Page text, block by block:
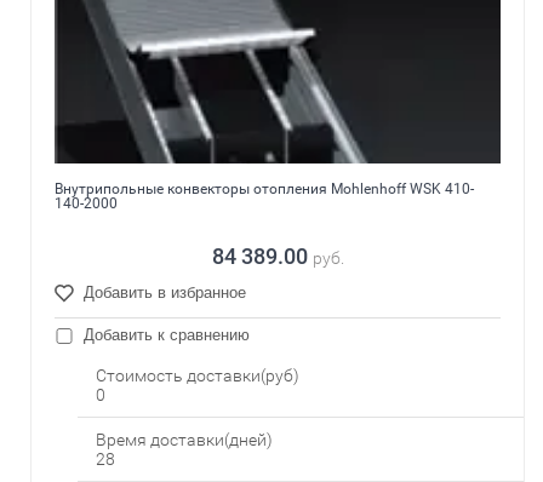
Внутрипольные конвекторы отопления Mohlenhoff WSK 410-
140-2000
84 389.00 руб.
Добавить в избранное
Добавить к сравнению
Стоимость доставки(руб)
0
Время доставки(дней)
28